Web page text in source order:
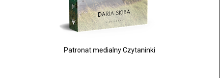
Patronat medialny Czytaninki